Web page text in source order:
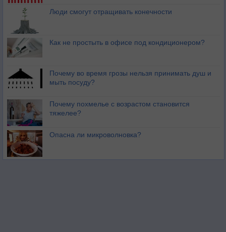
Люди смогут отращивать конечности
Как не простыть в офисе под кондиционером?
Почему во время грозы нельзя принимать душ и
мыть посуду?
Почему похмелье с возрастом становится
тяжелее?
Опасна ли микроволновка?